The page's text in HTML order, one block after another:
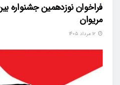
فراخوان نوزدهمین جشنواره
مریوان